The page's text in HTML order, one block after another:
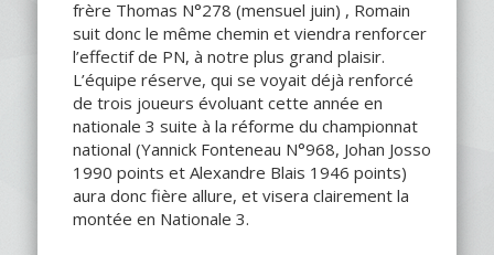
frère Thomas N°278 (mensuel juin) , Romain
suit donc le même chemin et viendra renforcer
l’effectif de PN, à notre plus grand plaisir.
L’équipe réserve, qui se voyait déjà renforcé
de trois joueurs évoluant cette année en
nationale 3 suite à la réforme du championnat
national (Yannick Fonteneau N°968, Johan Josso
1990 points et Alexandre Blais 1946 points)
aura donc fière allure, et visera clairement la
montée en Nationale 3.